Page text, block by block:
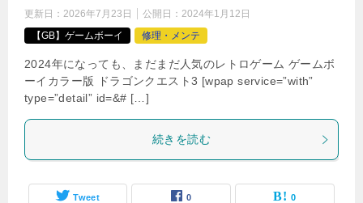
更新日： 2026年7月23日 公開日： 2024年1月12日
【GB】ゲームボーイ
修理・メンテ
2024年になっても、まだまだ人気のレトロゲーム ゲームボ
ーイカラー版 ドラゴンクエスト3 [wpap service=”with”
type=”detail” id=&# […]
続きを読む
Tweet 0 0